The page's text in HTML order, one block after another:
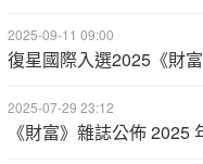
2025-09-11 09:00
復星國際入選2025《財
2025-07-29 23:12
《財富》雜誌公佈 2025